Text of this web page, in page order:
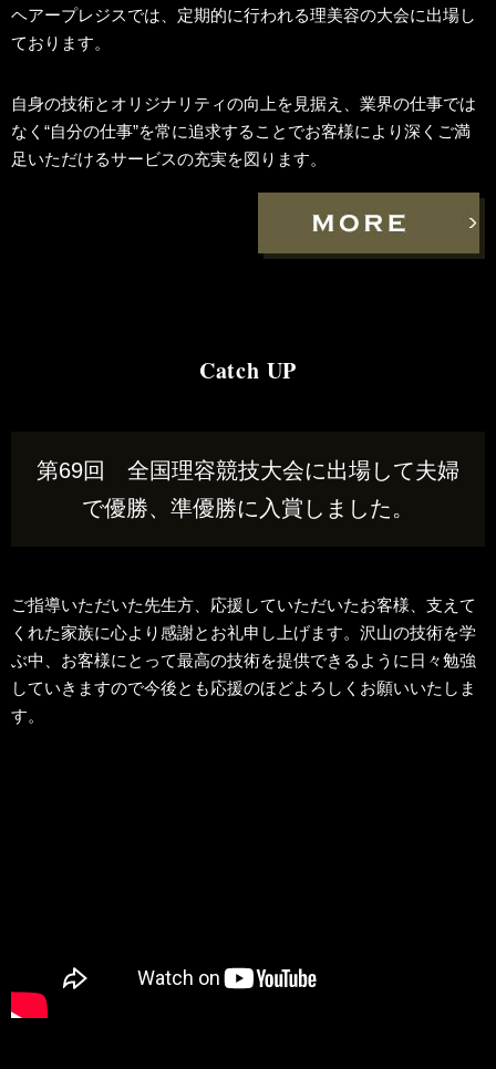
ヘアープレジスでは、定期的に行われる理美容の大会に出場し
ております。
自身の技術とオリジナリティの向上を見据え、業界の仕事では
なく“自分の仕事”を常に追求することでお客様により深くご満
足いただけるサービスの充実を図ります。
Catch UP
第69回 全国理容競技大会に出場して夫婦
で優勝、準優勝に入賞しました。
ご指導いただいた先生方、応援していただいたお客様、支えて
くれた家族に心より感謝とお礼申し上げます。沢山の技術を学
ぶ中、お客様にとって最高の技術を提供できるように日々勉強
していきますので今後とも応援のほどよろしくお願いいたしま
す。